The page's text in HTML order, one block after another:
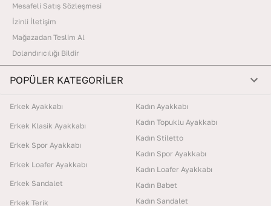
Mesafeli Satış Sözleşmesi
İzinli İletişim
Mağazadan Teslim Al
Dolandırıcılığı Bildir
POPÜLER KATEGORİLER
Erkek Ayakkabı
Erkek Klasik Ayakkabı
Erkek Spor Ayakkabı
Erkek Loafer Ayakkabı
Erkek Sandalet
Erkek Terik
Kadın Ayakkabı
Kadın Topuklu Ayakkabı
Kadın Stiletto
Kadın Spor Ayakkabı
Kadın Loafer Ayakkabı
Kadın Babet
Kadın Sandalet